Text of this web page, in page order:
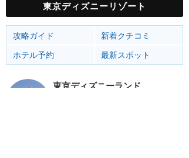
東京ディズニーリゾート
攻略ガイド
新着クチコミ
ホテル予約
最新スポット
東京ディズニーランド